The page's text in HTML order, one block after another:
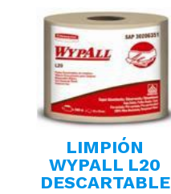
LIMPIÓN
WYPALL L20
DESCARTABLE